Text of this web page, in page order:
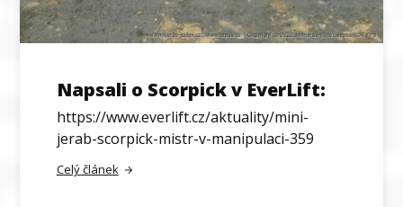
Napsali o Scorpick v EverLift:
https://www.everlift.cz/aktuality/mini-
jerab-scorpick-mistr-v-manipulaci-359
Celý článek